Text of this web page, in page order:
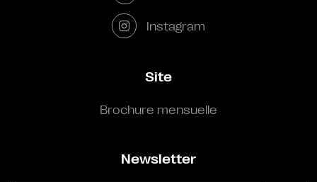
Instagram
Site
Brochure mensuelle
Newsletter